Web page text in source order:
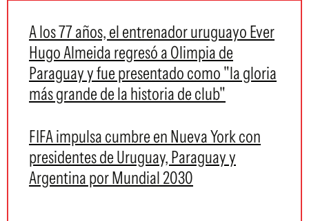
A los 77 años, el entrenador uruguayo Ever
Hugo Almeida regresó a Olimpia de
Paraguay y fue presentado como "la gloria
más grande de la historia de club"
FIFA impulsa cumbre en Nueva York con
presidentes de Uruguay, Paraguay y
Argentina por Mundial 2030